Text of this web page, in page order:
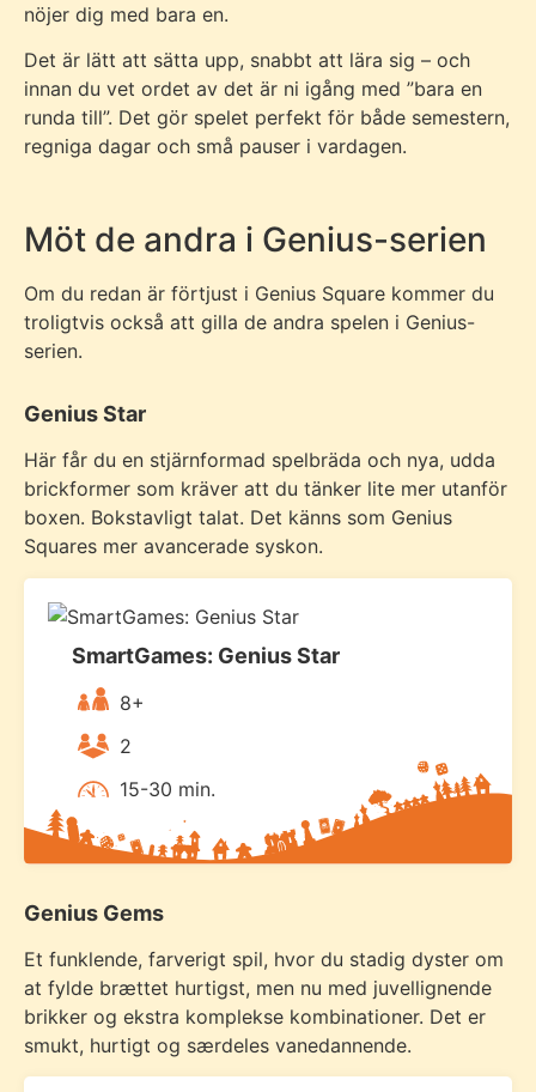
nöjer dig med bara en.
Det är lätt att sätta upp, snabbt att lära sig – och
innan du vet ordet av det är ni igång med ”bara en
runda till”. Det gör spelet perfekt för både semestern,
regniga dagar och små pauser i vardagen.
Möt de andra i Genius-serien
Om du redan är förtjust i Genius Square kommer du
troligtvis också att gilla de andra spelen i Genius-
serien.
Genius Star
Här får du en stjärnformad spelbräda och nya, udda
brickformer som kräver att du tänker lite mer utanför
boxen. Bokstavligt talat. Det känns som Genius
Squares mer avancerade syskon.
SmartGames: Genius Star
8+
2
15-30 min.
Genius Gems
Et funklende, farverigt spil, hvor du stadig dyster om
at fylde brættet hurtigst, men nu med juvellignende
brikker og ekstra komplekse kombinationer. Det er
smukt, hurtigt og særdeles vanedannende.